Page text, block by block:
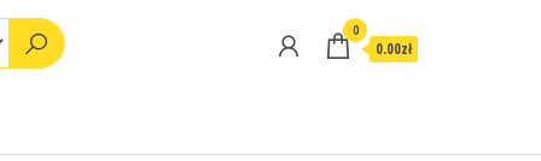
0
0.00zł